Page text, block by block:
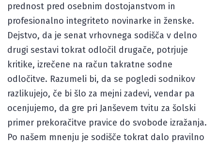
prednost pred osebnim dostojanstvom in
profesionalno integriteto novinarke in ženske.
Dejstvo, da je senat vrhovnega sodišča v delno
drugi sestavi tokrat odločil drugače, potrjuje
kritike, izrečene na račun takratne sodne
odločitve. Razumeli bi, da se pogledi sodnikov
razlikujejo, če bi šlo za mejni zadevi, vendar pa
ocenjujemo, da gre pri Janševem tvitu za šolski
primer prekoračitve pravice do svobode izražanja.
Po našem mnenju je sodišče tokrat dalo pravilno